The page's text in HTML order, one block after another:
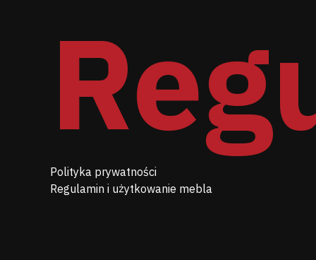
Polityka prywatności
Regulamin i użytkowanie mebla